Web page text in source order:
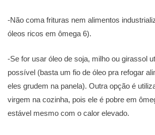
-Não coma frituras nem alimentos
óleos ricos em ômega 6).
-Se for usar óleo de soja, milho ou girassol
possível (basta um fio de óleo pra refogar
eles grudem na panela). Outra opção é
virgem na cozinha, pois ele é pobre em
estável mesmo com o calor elevado.